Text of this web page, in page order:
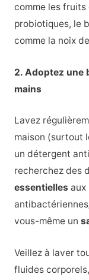
comme les fruits
probiotiques, le
comme la noix
2. Adoptez une
mains
Lavez
maison (surtout
un détergent
recherchez des
essentielles aux
vous-même un
Veillez à laver
fluides